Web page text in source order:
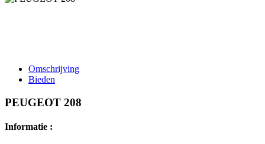
Omschrijving
Bieden
PEUGEOT 208
Informatie :